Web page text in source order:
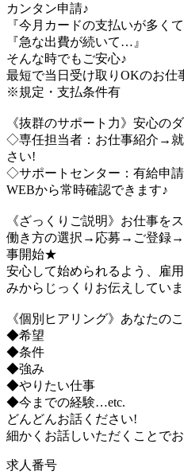
カンタン申請♪
『今月カードの支払いが多く
『急な出費が続いて…』
そんな時でもご安心♪
最短で当日受け取りOKのお仕
※規定・支払条件有
《抜群のサポート力》安心の
◇専任担当者：お仕事紹介→
さい!
◇サポートセンター：有給申
WEBから常時確認できます♪
《ざっくりご説明》お仕事を
働き方の選択→応募→ご登録
事開始★
安心して始められるよう、雇
みからじっくりお伝えしていま
《個別ヒアリング》あなたの
◆希望
◆条件
◆強み
◆やりたい仕事
◆今までの経験…etc.
どんどんお話ください!
細かくお話しいただくことで
求人番号